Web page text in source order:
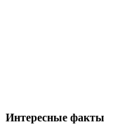
Интересные факты